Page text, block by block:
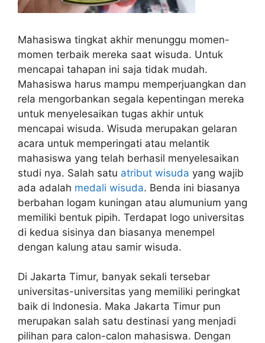
Mahasiswa tingkat akhir menunggu momen-
momen terbaik mereka saat wisuda. Untuk
mencapai tahapan ini saja tidak mudah.
Mahasiswa harus mampu memperjuangkan dan
rela mengorbankan segala kepentingan mereka
untuk menyelesaikan tugas akhir untuk
mencapai wisuda. Wisuda merupakan gelaran
acara untuk memperingati atau melantik
mahasiswa yang telah berhasil menyelesaikan
studi nya. Salah satu atribut wisuda yang wajib
ada adalah medali wisuda. Benda ini biasanya
berbahan logam kuningan atau alumunium yang
memiliki bentuk pipih. Terdapat logo universitas
di kedua sisinya dan biasanya menempel
dengan kalung atau samir wisuda.
Di Jakarta Timur, banyak sekali tersebar
universitas-universitas yang memiliki peringkat
baik di Indonesia. Maka Jakarta Timur pun
merupakan salah satu destinasi yang menjadi
pilihan para calon-calon mahasiswa. Dengan